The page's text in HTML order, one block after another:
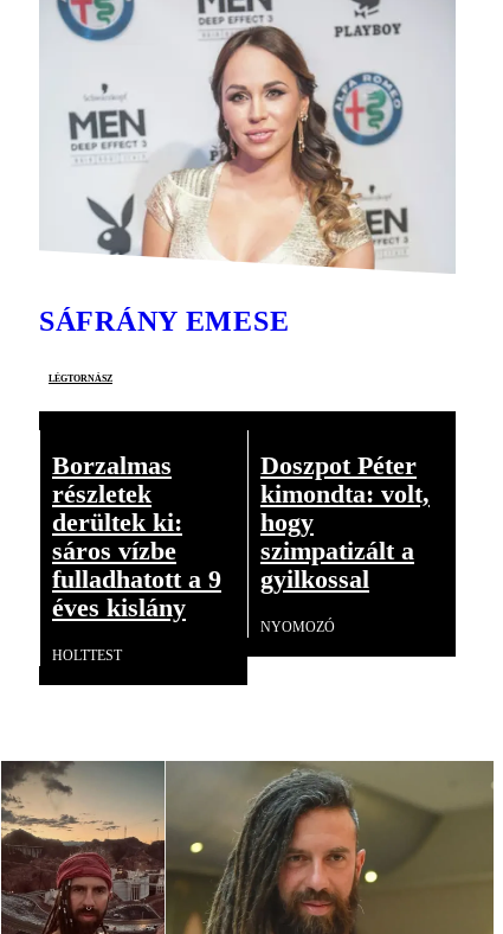
SÁFRÁNY EMESE
légtornász
Borzalmas
részletek
derültek ki:
sáros vízbe
fulladhatott a 9
éves kislány
HOLTTEST
Doszpot Péter
kimondta: volt,
hogy
szimpatizált a
gyilkossal
NYOMOZÓ